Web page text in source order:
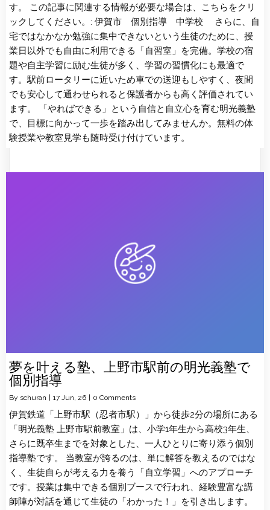
す。 この記事に関連する情報が必要な場合は、こちらをクリ
ックしてください。: 伊賀市 個別指導 中学校 さらに、自
宅ではなかなか勉強に集中できないという生徒のために、授
業日以外でも自由に利用できる「自習室」を完備。学校の宿
題や自主学習に励む生徒が多く、学習の習慣化にも最適で
す。駅前ロータリーに近いため車での送迎もしやすく、夜間
でも安心して通わせられると保護者からも高く評価されてい
ます。 「やればできる」という自信と自立心を育む明光義塾
で、目標に向かって一歩を踏み出してみませんか。無料の体
験授業や教室見学も随時受け付けています。
夢を叶える塾、上野市駅前の明光義塾で
個別指導
By schuran 17 Jun, 26 0 Comments
伊賀鉄道「上野市駅（忍者市駅）」から徒歩2分の場所にある
「明光義塾 上野市駅前教室」は、小学1年生から高校3年生、
さらに既卒生までを対象とした、一人ひとりに寄り添う個別
指導塾です。 当教室が誇るのは、単に解答を教えるのではな
く、生徒自らが考える力を養う「自立学習」へのアプローチ
です。授業は集中できる個別ブースで行われ、経験豊富な講
師陣が対話を通じて生徒の「わかった！」を引き出します。